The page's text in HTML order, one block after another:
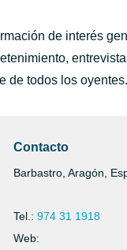
de interés
de todos los oyentes.
Contacto
Barbastro, Aragón,
Tel.: 974 31 1918
Web: